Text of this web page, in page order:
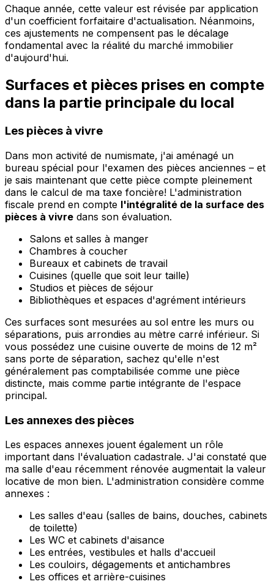
Chaque année, cette valeur est révisée par application
d'un coefficient forfaitaire d'actualisation. Néanmoins,
ces ajustements ne compensent pas le décalage
fondamental avec la réalité du marché immobilier
d'aujourd'hui.
Surfaces et pièces prises en compte
dans la partie principale du local
Les pièces à vivre
Dans mon activité de numismate, j'ai aménagé un
bureau spécial pour l'examen des pièces anciennes – et
je sais maintenant que cette pièce compte pleinement
dans le calcul de ma taxe foncière! L'administration
fiscale prend en compte l'intégralité de la surface des
pièces à vivre dans son évaluation.
Salons et salles à manger
Chambres à coucher
Bureaux et cabinets de travail
Cuisines (quelle que soit leur taille)
Studios et pièces de séjour
Bibliothèques et espaces d'agrément intérieurs
Ces surfaces sont mesurées au sol entre les murs ou
séparations, puis arrondies au mètre carré inférieur. Si
vous possédez une cuisine ouverte de moins de 12 m²
sans porte de séparation, sachez qu'elle n'est
généralement pas comptabilisée comme une pièce
distincte, mais comme partie intégrante de l'espace
principal.
Les annexes des pièces
Les espaces annexes jouent également un rôle
important dans l'évaluation cadastrale. J'ai constaté que
ma salle d'eau récemment rénovée augmentait la valeur
locative de mon bien. L'administration considère comme
annexes :
Les salles d'eau (salles de bains, douches, cabinets
de toilette)
Les WC et cabinets d'aisance
Les entrées, vestibules et halls d'accueil
Les couloirs, dégagements et antichambres
Les offices et arrière-cuisines